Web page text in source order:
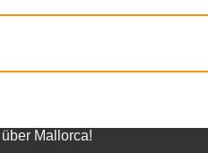
Mallorca!